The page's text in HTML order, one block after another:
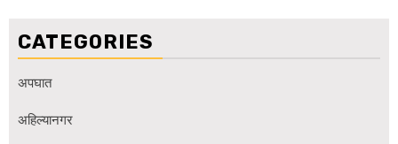
CATEGORIES
अपघात
अहिल्यानगर